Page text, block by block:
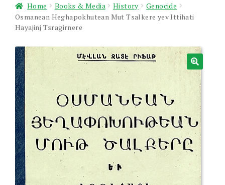
About Us
News & Events
Home Books & Media History
Genocide
Osmanean Heghapokhutean Mut Tsalkere yev Ittihati
Hayajinj Tsragirnere